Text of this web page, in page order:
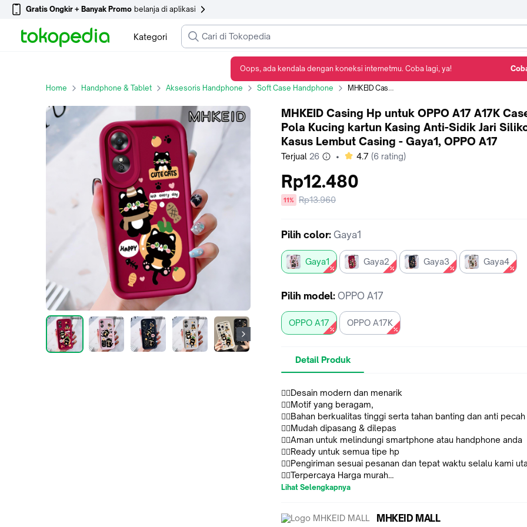
Gratis Ongkir + Banyak Promo belanja di aplikasi
Kategori
Home Handphone & Tablet Aksesoris Handphone Soft Case Handphone MHKEID Casing Hp untuk OPPO A17 A17K Case Pola Kucing kartun Kasing Anti-Sidik Jari Silikon Kasus Lembut Casing - Gaya1, OPPO A17
MHKEID Casing Hp untuk OPPO A17 A17K
Pola Kucing kartun Kasing Anti-Sidik Jari
Kasus Lembut Casing - Gaya1, OPPO A17
Terjual 26 • bintang
4.7 (6 rating)
Rp12.480
diskon
11%
Harga
Rp13.960
Pilih color: Gaya1
Gaya1 Gaya2 Gaya3 Gaya4
Pilih model: OPPO A17
OPPO A17 OPPO A17K
Detail Produk
👍🏻Desain modern dan menarik
👍🏻Motif yang beragam,
👍🏻Bahan berkualitas tinggi serta tahan banting dan anti pecah
👍🏻Mudah dipasang & dilepas
👍🏻Aman untuk melindungi smartphone atau handphone anda
👍🏻Ready untuk semua tipe hp
👍🏻Pengiriman sesuai pesanan dan tepat waktu selalu kami
👍🏻Terpercaya Harga murah
👍🏻Premium Fasion Case
✏️ 2. Kami akan dengan hati -hati memeriksa item dan
Lihat Selengkapnya
MHKEID MALL
Oops, ada kendala dengan koneksi internetmu. Coba lagi, ya!